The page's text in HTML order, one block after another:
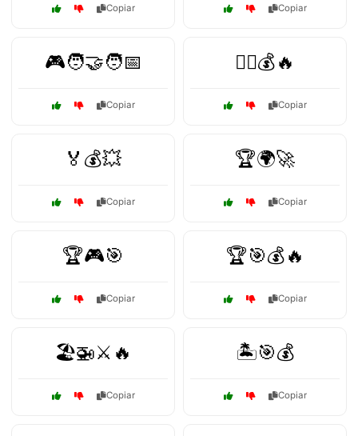
Copiar Copiar
🎮🧑‍🤝‍🧑📅
Copiar
🏃‍♂️💰🔥
Copiar
🏅💰💥
Copiar
🏆🌍🚀
Copiar
🏆🎮🎯
Copiar
🏆🎯💰🔥
Copiar
🏖️🚁⚔️🔥
Copiar
🏝️🎯💰
Copiar